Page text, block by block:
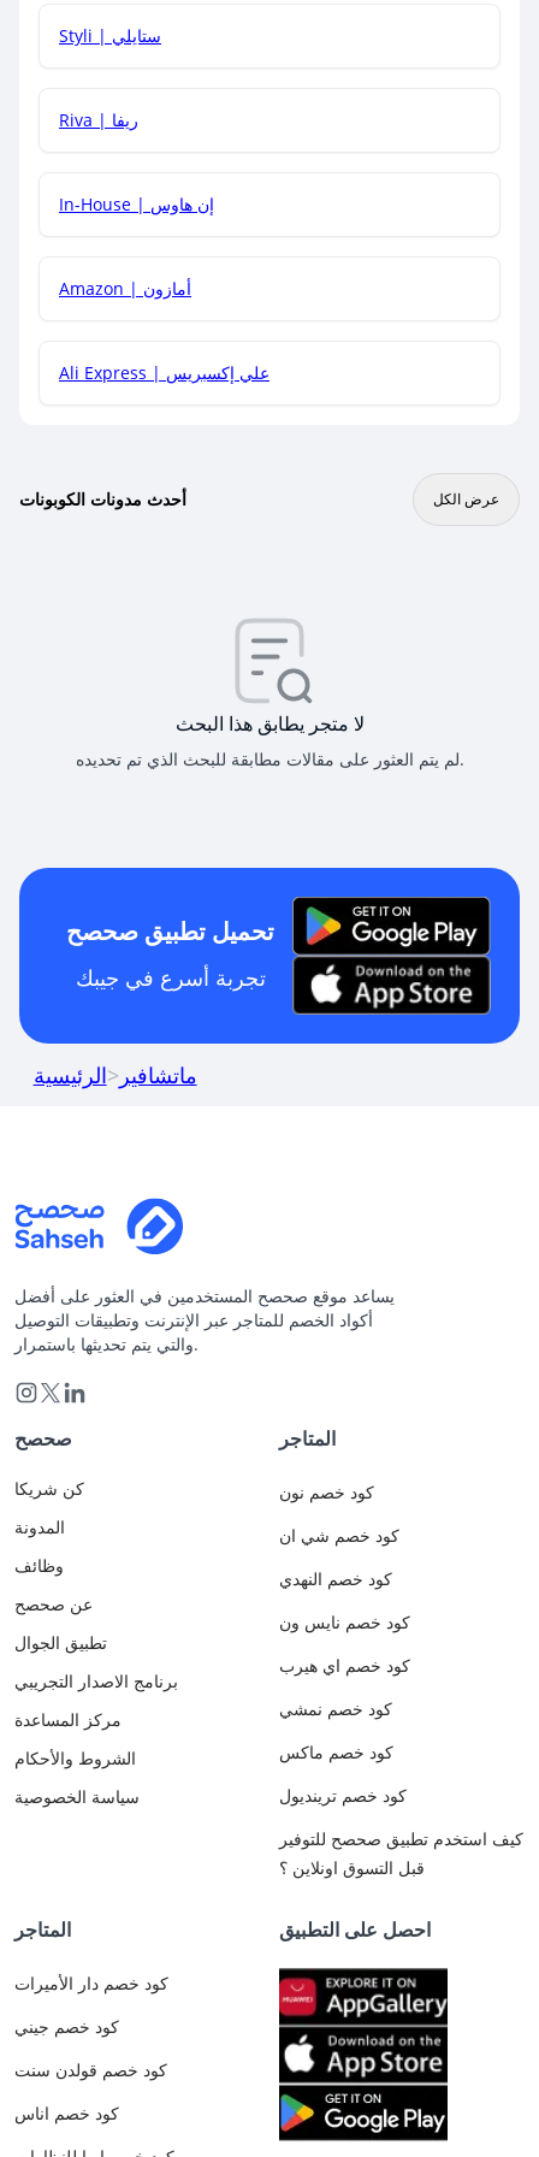
هل يمكنني جمع كود خصم مع العروض الأخرى؟
Styli | ستايلي
Riva | ريفا
In-House | إن هاوس
Amazon | أمازون
Ali Express | علي إكسبريس
أحدث مدونات الكوبونات عرض الكل
لا متجر يطابق هذا البحث
لم يتم العثور على مقالات مطابقة للبحث الذي تم تحديده.
تحميل تطبيق صحصح
تجربة أسرع في جيبك
الرئيسية> ماتشافير
يساعد موقع صحصح المستخدمين في العثور على أفضل
أكواد الخصم للمتاجر عبر الإنترنت وتطبيقات التوصيل
والتي يتم تحديثها باستمرار.
صحصح
كن شريكا
المدونة
وظائف
عن صحصح
تطبيق الجوال
برنامج الاصدار التجريبي
مركز المساعدة
الشروط والأحكام
سياسة الخصوصية
المتاجر
كود خصم نون
كود خصم شي ان
كود خصم النهدي
كود خصم نايس ون
كود خصم اي هيرب
كود خصم نمشي
كود خصم ماكس
كود خصم ترينديول
كيف استخدم تطبيق صحصح للتوفير
قبل التسوق اونلاين ؟
المتاجر
كود خصم دار الأميرات
كود خصم جيني
كود خصم قولدن سنت
كود خصم اناس
احصل على التطبيق